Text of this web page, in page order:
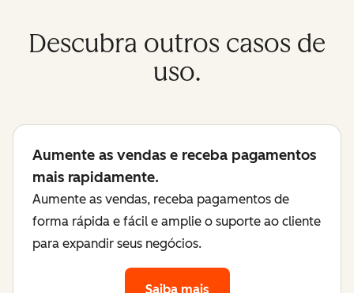
Descubra outros casos de
uso.
Aumente as vendas e receba pagamentos
mais rapidamente.
Aumente as vendas, receba pagamentos de
forma rápida e fácil e amplie o suporte ao cliente
para expandir seus negócios.
Saiba mais